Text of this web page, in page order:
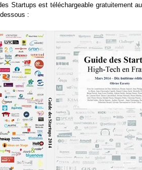
Startups est téléchargeable
: